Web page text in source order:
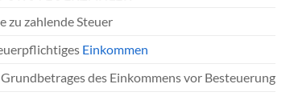
zu zahlende Steuer
Einkommen
des Einkommens vor Besteuerung